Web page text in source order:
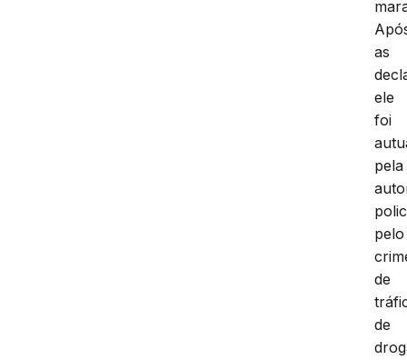
as
ele
foi
pela
pelo
de
de